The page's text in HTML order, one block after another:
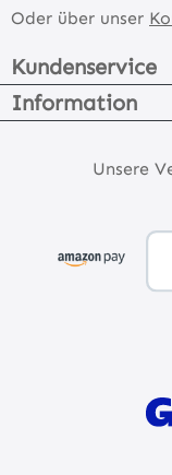
Oder über unser
Kundenservice
Information
Unsere